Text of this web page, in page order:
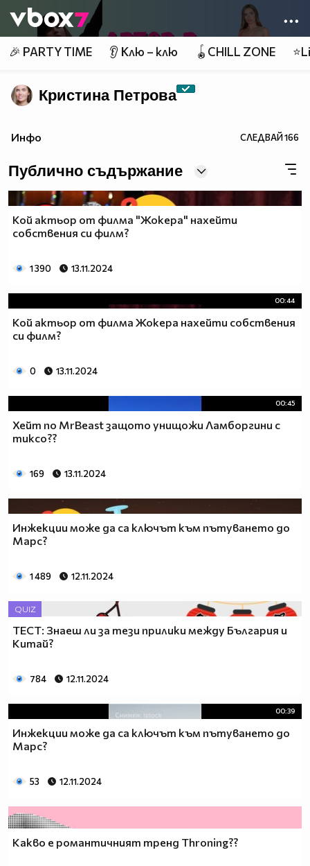
👾
🎉 PARTY TIME 👂 Клю – клю 🪀CHILL ZONE
Кристина Петрова
Инфо СЛЕДВАЙ166
Публично съдържание
Кой актьор от филма "Жокера" нахейти
собствения си филм?
1 390 13.11.2024
00:44
Кой актьор от филма Жокера нахейти собствения
си филм?
0 13.11.2024
00:45
Хейт по MrBeast защото унищожи Ламборгини с
тиксо??
169 13.11.2024
Инжекции може да са ключът към пътуването до
Марс?
1 489 12.11.2024
QUIZ
ТЕСТ: Знаеш ли за тези прилики между България и
Китай?
784 12.11.2024
00:39
Инжекции може да са ключът към пътуването до
Марс?
53 12.11.2024
Какво е романтичният тренд Throning??